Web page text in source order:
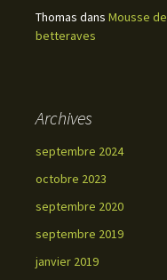
Thomas dans Mousse de
betteraves
Archives
septembre 2024
octobre 2023
septembre 2020
septembre 2019
janvier 2019